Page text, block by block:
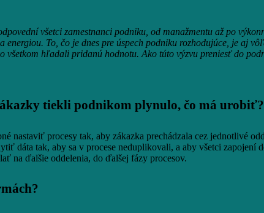
všetci zamestnanci podniku, od manažmentu až po
energiou. To, čo je dnes pre úspech podniku rozhodujúce, je aj
všetkom hľadali pridanú hodnotu. Ako túto výzvu preniesť do
tiekli podnikom plynulo, čo má urobiť?
nastaviť procesy tak, aby zákazka prechádzala cez jednotlivé
dáta tak, aby sa v procese neduplikovali, a aby všetci
na ďalšie oddelenia, do ďalšej fázy procesov.